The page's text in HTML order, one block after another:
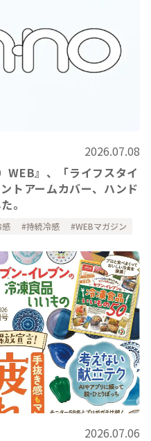
2026.07.08
』、「ライフスタイ
トアームカバー、ハンド
。
感 持続冷感 WEBマガジン
2026.07.06